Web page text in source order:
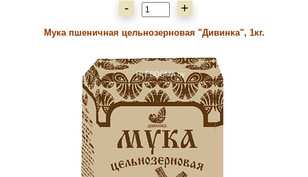
- +
Мука пшеничная цельнозерновая "Дивинка", 1кг.